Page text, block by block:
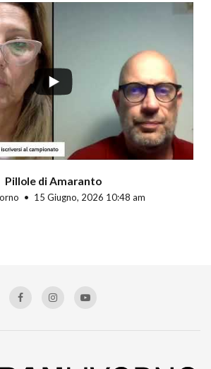
Pillole di Amaranto
15 Giugno, 2026 10:48 am